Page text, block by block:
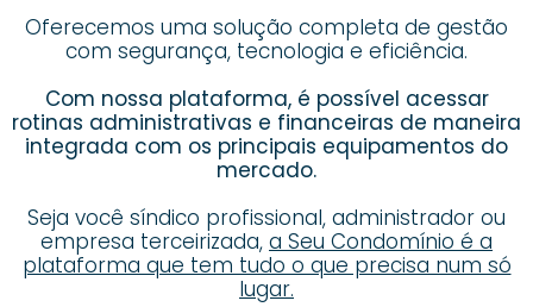
Oferecemos uma solução completa de gestão
com segurança, tecnologia e eficiência.
Com nossa plataforma, é possível acessar
rotinas administrativas e financeiras de maneira
integrada com os principais equipamentos do
mercado.
Seja você síndico profissional, administrador ou
empresa terceirizada, a Seu Condomínio é a
plataforma que tem tudo o que precisa num só
lugar.